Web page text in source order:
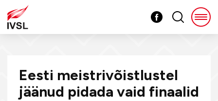
Eesti meistrivõistlustel
jäänud pidada vaid finaalid